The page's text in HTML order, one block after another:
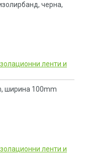
черна,
ленти и
ширина 100mm
ленти и